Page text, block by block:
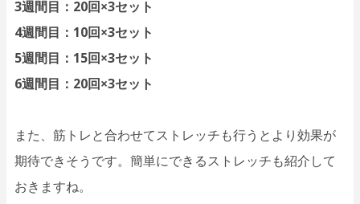
3週間目：20回×3セット
4週間目：10回×3セット
5週間目：15回×3セット
6週間目：20回×3セット
また、筋トレと合わせてストレッチも行うとより効果が
期待できそうです。簡単にできるストレッチも紹介して
おきますね。